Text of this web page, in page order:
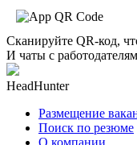
Сканируйте QR-код,
И чаты с
HeadHunter
Размещение
Поиск по резюме
О компании